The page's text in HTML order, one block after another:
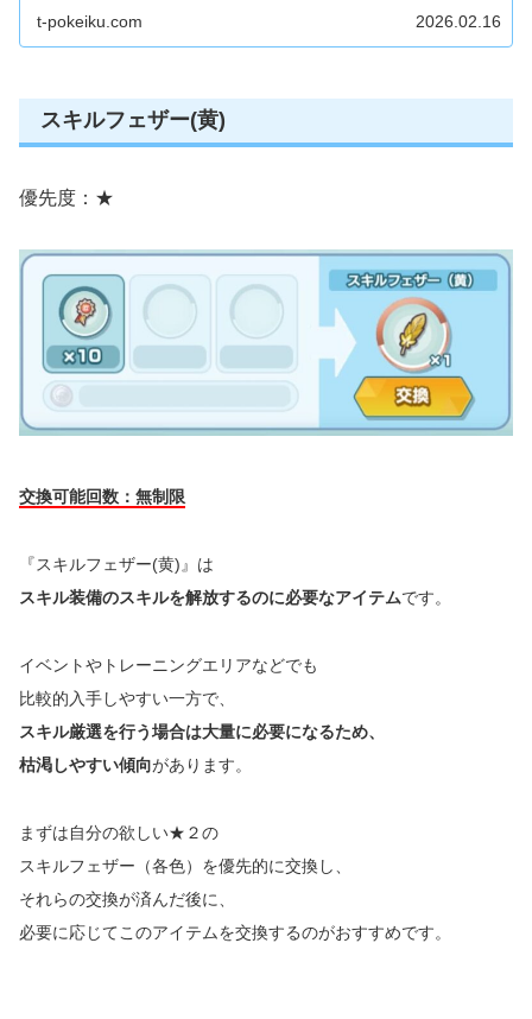
t-pokeiku.com 2026.02.16
スキルフェザー(黄)
優先度：★
交換可能回数：無制限
『スキルフェザー(黄)』は
スキル装備のスキルを解放するのに必要なアイテムです。
イベントやトレーニングエリアなどでも
比較的入手しやすい一方で、
スキル厳選を行う場合は大量に必要になるため、
枯渇しやすい傾向があります。
まずは自分の欲しい★２の
スキルフェザー（各色）を優先的に交換し、
それらの交換が済んだ後に、
必要に応じてこのアイテムを交換するのがおすすめです。